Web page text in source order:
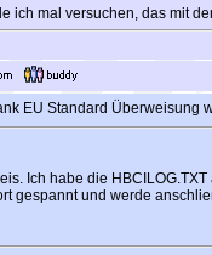
ich mal versuchen, das mit
EU Standard Überweisung
Ich habe die
gespannt und werde